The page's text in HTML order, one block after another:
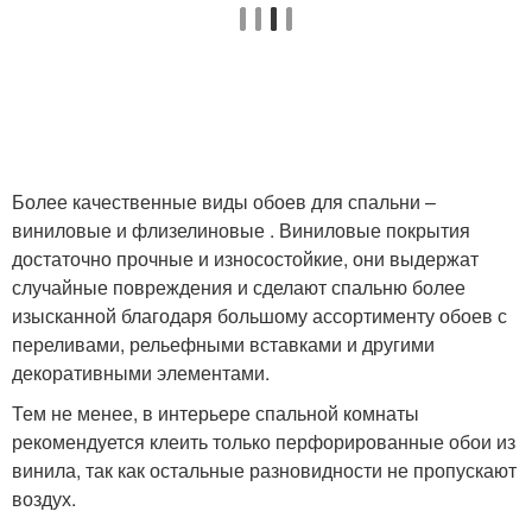
Более качественные виды обоев для спальни –
виниловые и флизелиновые . Виниловые покрытия
достаточно прочные и износостойкие, они выдержат
случайные повреждения и сделают спальню более
изысканной благодаря большому ассортименту обоев с
переливами, рельефными вставками и другими
декоративными элементами.
Тем не менее, в интерьере спальной комнаты
рекомендуется клеить только перфорированные обои из
винила, так как остальные разновидности не пропускают
воздух.